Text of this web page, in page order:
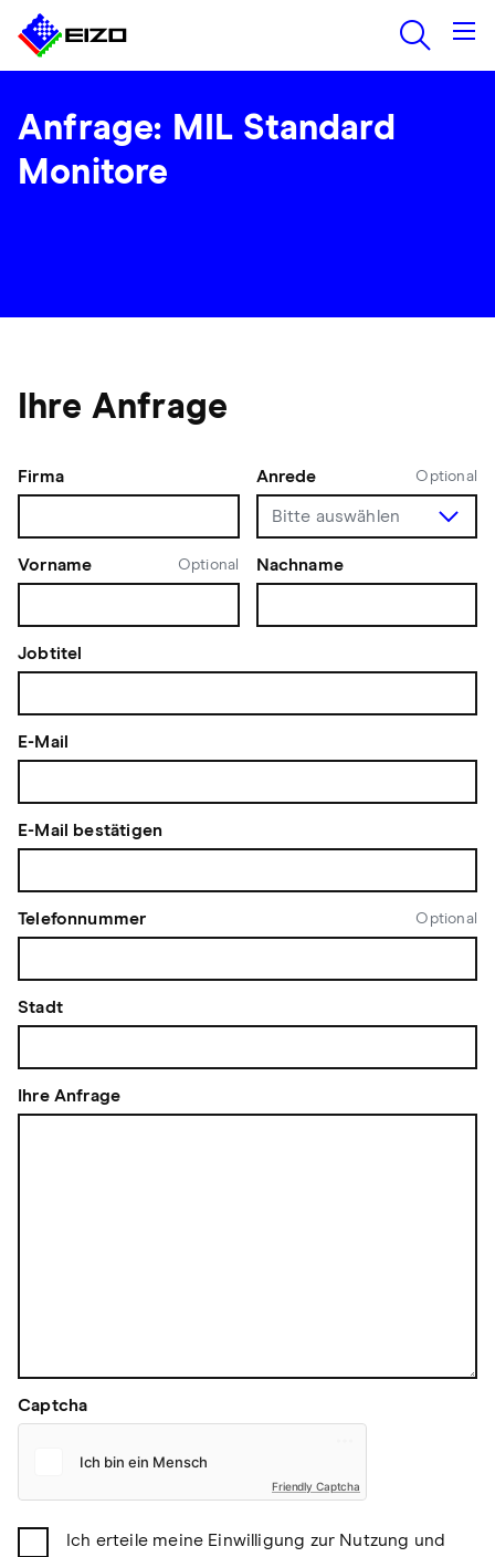
Anfrage: MIL Standard
Monitore
Ihre Anfrage
Firma Anrede Optional
Vorname Optional Nachname
Jobtitel
E-Mail
E-Mail bestätigen
Telefonnummer Optional
Stadt
Ihre Anfrage
Captcha
Friendly Captcha
Ich erteile meine Einwilligung zur Nutzung und